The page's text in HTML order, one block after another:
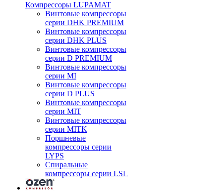
Компрессоры LUPAMAT
Винтовые компрессоры
серии DHK PREMIUM
Винтовые компрессоры
серии DHK PLUS
Винтовые компрессоры
серии D PREMIUM
Винтовые компрессоры
серии MI
Винтовые компрессоры
серии D PLUS
Винтовые компрессоры
серии MIT
Винтовые компрессоры
серии MITK
Поршневые
компрессоры серии
LYPS
Спиральные
компрессоры серии LSL